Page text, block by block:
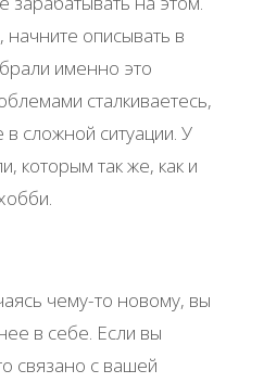
описывать в
именно это
сталкиваетесь,
сложной ситуации. У
которым так же, как и
чему-то новому, вы
в себе. Если вы
связано с вашей